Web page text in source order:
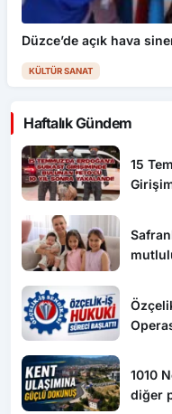
Düzce’de açık hava
KÜLTÜR SANAT
Haftalık Gündem
15
1010
diğer